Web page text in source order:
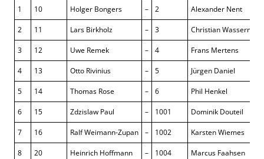
1 10 Holger Bongers – 2 Alexander Nent
2 11 Lars Birkholz – 3 Christian
3 12 Uwe Remek – 4 Frans Mertens
4 13 Otto Rivinius – 5 Jürgen Daniel
5 14 Thomas Rose – 6 Phil Henkel
6 15 Zdzislaw Paul – 1001 Dominik Douteil
7 16 Ralf Weimann-Zupan – 1002 Karsten Wiemes
8 20 Heinrich Hoffmann – 1004 Marcus Faahsen